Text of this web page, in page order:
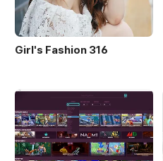
Girl's Fashion 316